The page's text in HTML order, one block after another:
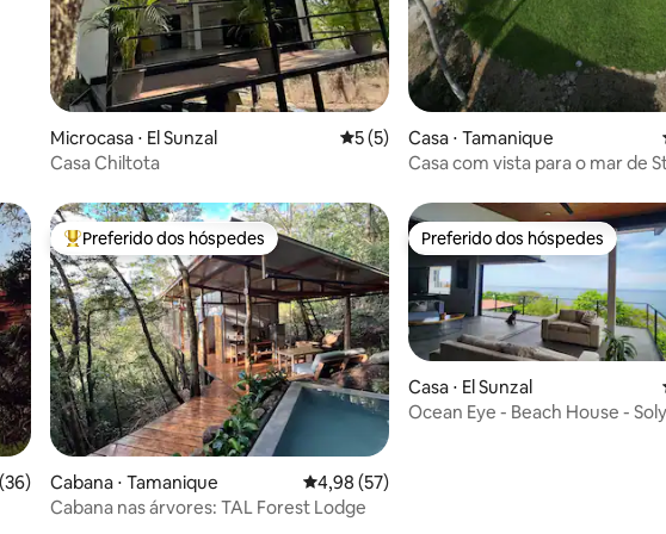
Microcasa ⋅ El Sunzal 5 de uma avaliação média de 5, 5
5 (5)
Casa Chiltota
Casa ⋅ Tamanique
Casa com vista para o mar de
uma avaliação média de 5, 36 avaliações
Entre os melhores preferidos dos hóspedes
Preferido dos hóspedes
Cabana ⋅ Tamanique 4,98 de uma avaliação média de 5, 57
4,98 (57)
Cabana nas árvores: TAL Forest Lodge
Preferido dos hóspedes
Preferido dos hóspedes
Casa ⋅ El Sunzal
Ocean Eye - Beach House -